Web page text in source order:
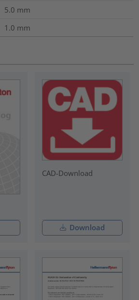
5.0 mm
1.0 mm
CAD-Download
Download